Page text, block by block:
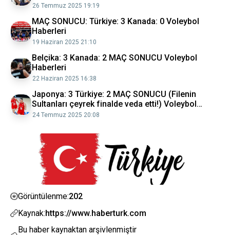
26 Temmuz 2025 19:19
MAÇ SONUCU: Türkiye: 3 Kanada: 0 Voleybol
Haberleri
19 Haziran 2025 21:10
Belçika: 3 Kanada: 2 MAÇ SONUCU Voleybol
Haberleri
22 Haziran 2025 16:38
Japonya: 3 Türkiye: 2 MAÇ SONUCU (Filenin
Sultanları çeyrek finalde veda etti!) Voleybol
Haberleri
24 Temmuz 2025 20:08
Görüntülenme:202
Kaynak:https://www.haberturk.com
Bu haber kaynaktan arşivlenmiştir